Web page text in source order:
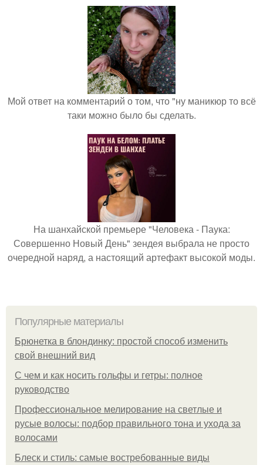
Мой ответ на комментарий о том, что "ну маникюр то всё
таки можно было бы сделать.
На шанхайской премьере "Человека - Паука:
Совершенно Новый День" зендея выбрала не просто
очередной наряд, а настоящий артефакт высокой моды.
Популярные материалы
Брюнетка в блондинку: простой способ изменить
свой внешний вид
С чем и как носить гольфы и гетры: полное
руководство
Профессиональное мелирование на светлые и
русые волосы: подбор правильного тона и ухода за
волосами
Блеск и стиль: самые востребованные виды